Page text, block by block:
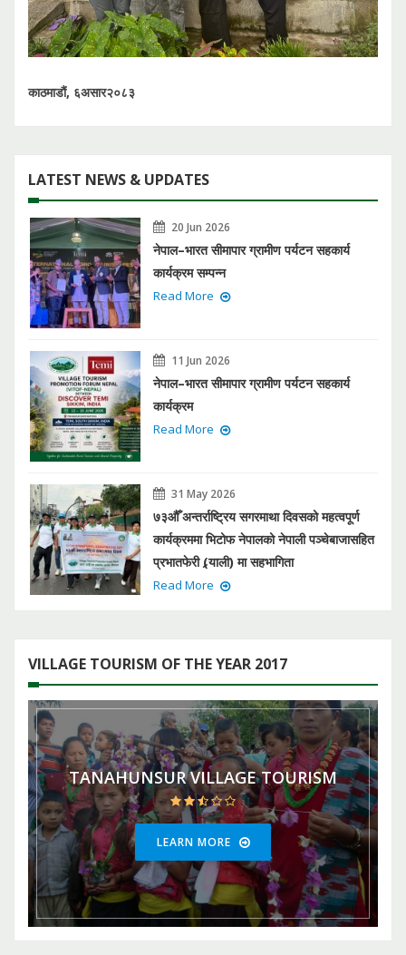
काठमाडौं, ६असार२०८३
LATEST NEWS & UPDATES
20 Jun 2026
नेपाल–भारत सीमापार ग्रामीण पर्यटन सहकार्य
कार्यक्रम सम्पन्न
Read More
11 Jun 2026
नेपाल–भारत सीमापार ग्रामीण पर्यटन सहकार्य
कार्यक्रम
Read More
31 May 2026
७३औँ अन्तर्राष्ट्रिय सगरमाथा दिवसको महत्वपूर्ण
कार्यक्रममा भिटोफ नेपालको नेपाली पञ्चेबाजासहित
प्रभातफेरी (र्‍याली) मा सहभागिता
Read More
VILLAGE TOURISM OF THE YEAR 2017
TANAHUNSUR VILLAGE TOURISM
LEARN MORE